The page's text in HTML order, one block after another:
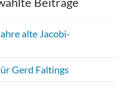
alte Jacobi-
Gerd Faltings